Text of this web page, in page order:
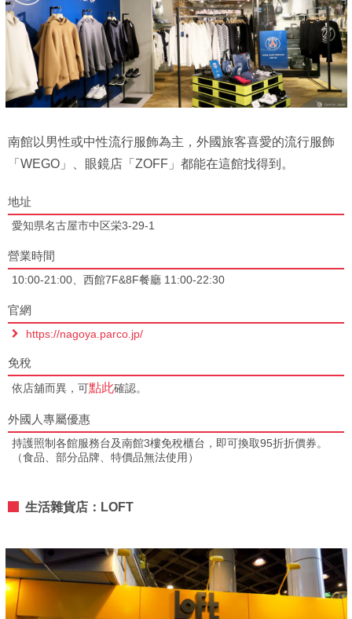
南館以男性或中性流行服飾為主，外國旅客喜愛的流行服飾
「WEGO」、眼鏡店「ZOFF」都能在這館找得到。
地址
愛知県名古屋市中区栄3-29-1
營業時間
10:00-21:00、西館7F&8F餐廳 11:00-22:30
官網
https://nagoya.parco.jp/
免稅
依店舖而異，可點此確認。
外國人專屬優惠
持護照制各館服務台及南館3樓免稅櫃台，即可換取95折折價券。
（食品、部分品牌、特價品無法使用）
生活雜貨店：LOFT